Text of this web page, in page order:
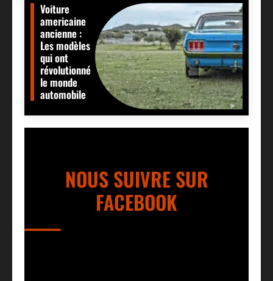
Voiture
americaine
ancienne :
Les modèles
qui ont
révolutionné
le monde
automobile
NOUS SUIVRE SUR
FACEBOOK